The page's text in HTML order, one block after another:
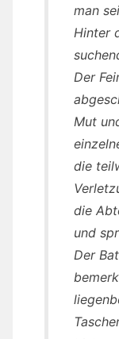
man
Hinter
Der
Mut
die
die
und
Der